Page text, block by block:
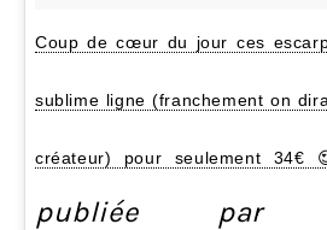
Coup de cœur du jour ces
sublime ligne (franchement on
créateur) pour seulement 34€
publiée par